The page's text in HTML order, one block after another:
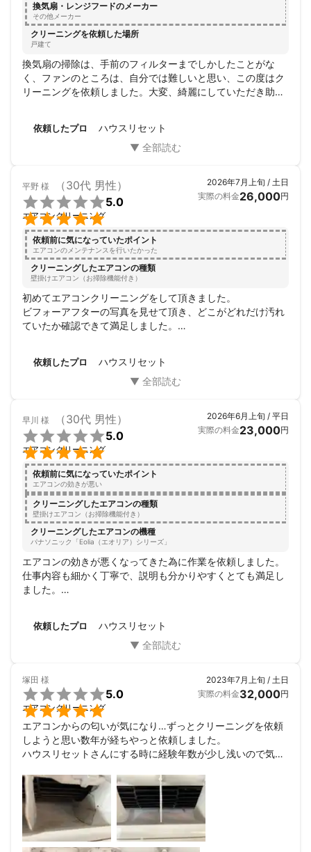
2⃣お子様 ペットも同室OK
▶作業中、お部屋にいても大丈夫ですよ！
私も娘を持つパパですし、動物好きですので
ご安心してご依頼ください。
3⃣ 親切・丁寧な接客
▶サービス業26年の経験を活かして、お客様
▶▶▶お客様の心・気持ちもキレイに！▶▶▶
5⃣ 有資格者
▶NPO法人日本ハウスクリーニング協会で認定
を受けたハウスクリーニング士が資格証明書を
携行しお伺いいたします。
家事代行アドバイザーの資格も保有しております。
6⃣ 迅速な対応
▶お返事から作業日確定までのスピード感
を意識しています。
▶保育園、福祉施設依頼も受けてきた経験が
ありますので安心してご依頼ください。
┏━━━━━━━━━━━━━━━━┓
使用している洗剤に関して
┗━━━━━━━━━━━━━━━━┛
私が使用する洗剤は
「人」にも「素材」にも優しい
天然植物エコ洗剤
「えがおの力」を中心としています。
付け置き用洗剤は食品工業用洗剤を
使用していますのでご安心下さい。
しつこい水アカ等の汚れに効果的な
┏━━━━━━━━━━━━━━━━┓
ご質問や気になること、
なんでもお気軽にご連絡ください！
┗━━━━━━━━━━━━━━━━┛
最後までご覧いただき、有難うございます。
換気扇・レンジフードのメーカー
その他メーカー
クリーニングを依頼した場所
戸建て
換気扇の掃除は、手前のフィルターまでしかしたことがな
く、ファンのところは、自分では難しいと思い、この度はク
リーニングを依頼しました。大変、綺麗にしていただき助か
ました。
依頼したプロ ハウスリセット
平野 様 （30代 男性）


5.0
エアコンクリーニング
2026年7月上旬 / 土日
実際の料金26,000円
依頼前に気になっていたポイント
エアコンのメンテナンスを行いたかった
クリーニングしたエアコンの種類
壁掛けエアコン（お掃除機能付き）
初めてエアコンクリーニングをして頂きました。
ビフォーアフターの写真を見せて頂き、どこがどれだけ汚れ
ていたか確認できて満足しました。
とても丁寧な仕事ぶりを見て、またお願いしたいと思いま
依頼したプロ ハウスリセット
早川 様 （30代 男性）


5.0
エアコンクリーニング
2026年6月上旬 / 平日
実際の料金23,000円
依頼前に気になっていたポイント
エアコンの効きが悪い
クリーニングしたエアコンの種類
壁掛けエアコン（お掃除機能付き）
クリーニングしたエアコンの機種
パナソニック「Eolia（エオリア）シリーズ」
エアコンの効きが悪くなってきた為に作業を依頼しました。
仕事内容も細かく丁寧で、説明も分かりやすくとても満足し
ました。
次回もお掃除頼みたいと思います。
依頼したプロ ハウスリセット
塚田 様


5.0
エアコンクリーニング
2023年7月上旬 / 土日
実際の料金32,000円
エアコンからの匂いが気になり…ずっとクリーニングを依頼
しようと思い数年が経ちやっと依頼しました。
ハウスリセットさんにする時に経験年数が少し浅いので気に
ました。ハウスリセットさんにして大正解！お仕事は丁寧で
色々な状況説明も細かく、今後の対応も説明して頂き、助か
りました。人柄も良く話しやすくとても良かったです。
次回もまた頼む予定です。